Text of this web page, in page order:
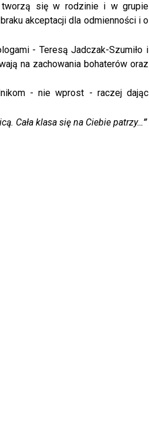
tworzą się w rodzinie i w grupie
akceptacji dla odmienności i o
- Teresą Jadczak-Szumiło i
na zachowania bohaterów oraz
- nie wprost - raczej dając
Cała klasa się na Ciebie patrzy…”